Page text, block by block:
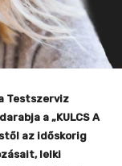
Testszerviz
a „KULCS A
az időskorig
lelki